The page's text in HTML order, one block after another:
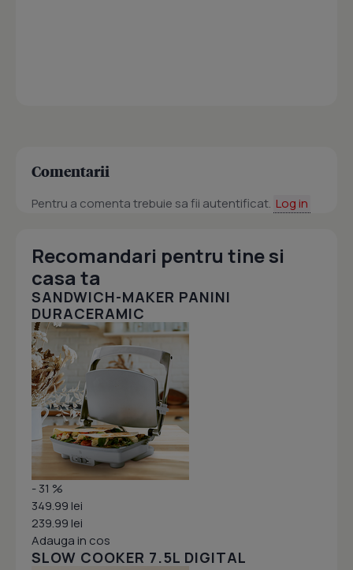
Comentarii
Pentru a comenta trebuie sa fii autentificat. Log in
Recomandari pentru tine si
casa ta
SANDWICH-MAKER PANINI
DURACERAMIC
- 31 %
349.99 lei
239.99 lei
Adauga in cos
SLOW COOKER 7.5L DIGITAL